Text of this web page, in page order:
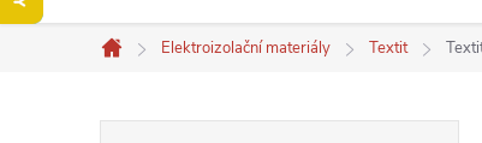
Domů
Elektroizolační materiály Textit